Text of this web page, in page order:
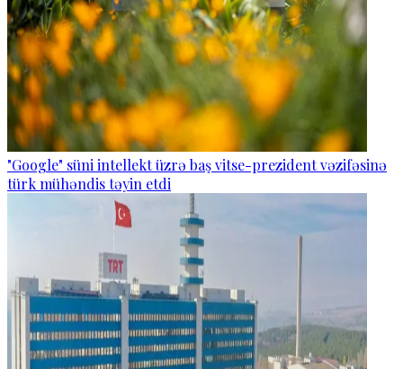
"Google" süni intellekt üzrə baş vitse-prezident vəzifəsinə
türk mühəndis təyin etdi